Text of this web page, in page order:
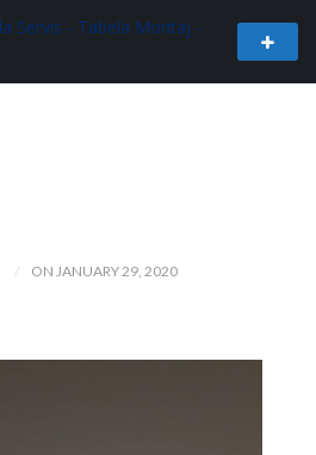
ON JANUARY 29, 2020